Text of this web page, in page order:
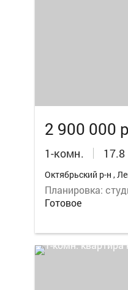
2 900 000
1-комн.
Октябрьский р-н ,
Планировка:
Готовое